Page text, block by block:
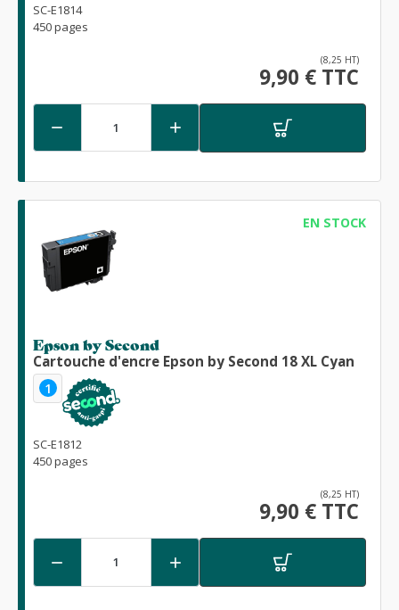
SC-E1814
450 pages
(8,25 HT)
9,90 € TTC
 
EN STOCK
Epson by Second
Cartouche d'encre Epson by Second 18 XL Cyan
1
SC-E1812
450 pages
(8,25 HT)
9,90 € TTC
 